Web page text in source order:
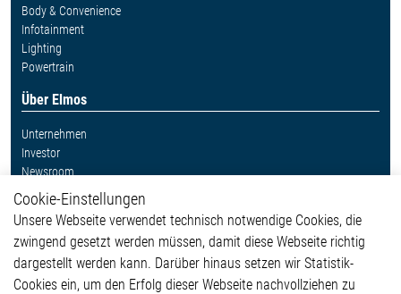
Body & Convenience
Infotainment
Lighting
Powertrain
Über Elmos
Unternehmen
Investor
Newsroom
Weitere Links
Glossar
Kontakt
Hinweisgeberschutzsystem
Cookie-Einstellungen
Unsere Webseite verwendet technisch notwendige Cookies, die
zwingend gesetzt werden müssen, damit diese Webseite richtig
dargestellt werden kann. Darüber hinaus setzen wir Statistik-
Cookies ein, um den Erfolg dieser Webseite nachvollziehen zu